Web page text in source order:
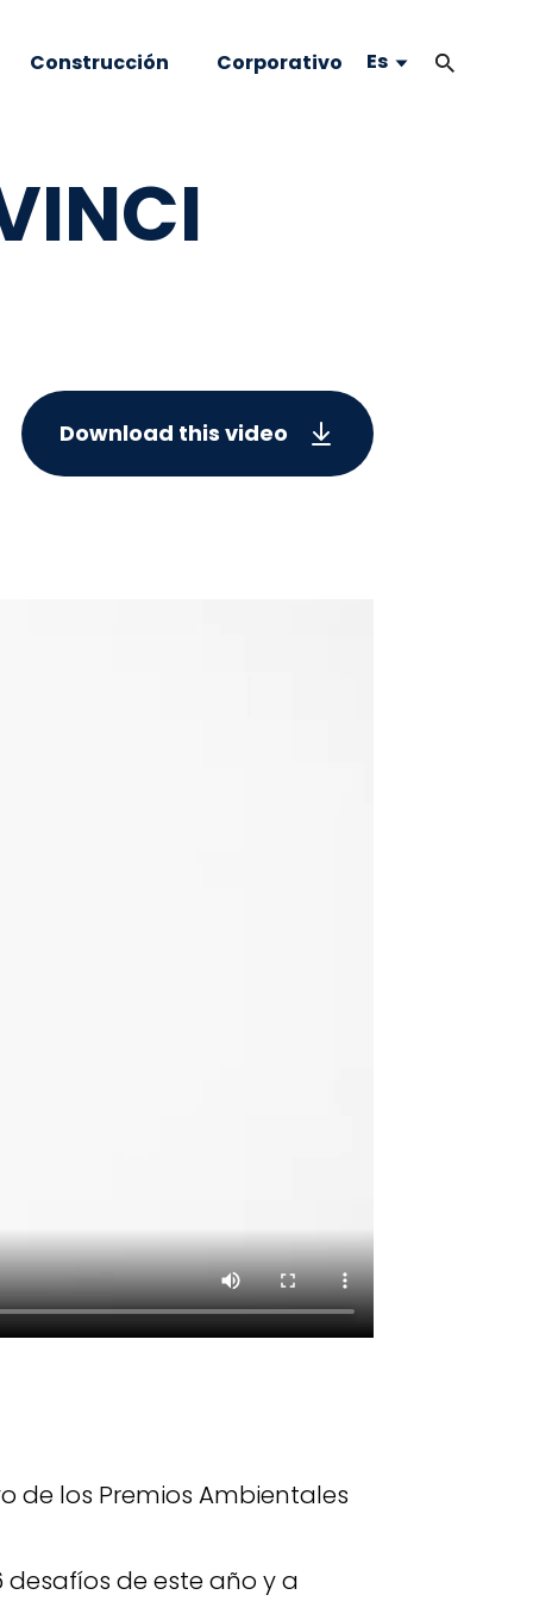
Construcción Corporativo Es
Download this video
de los Premios Ambientales
de este año y a